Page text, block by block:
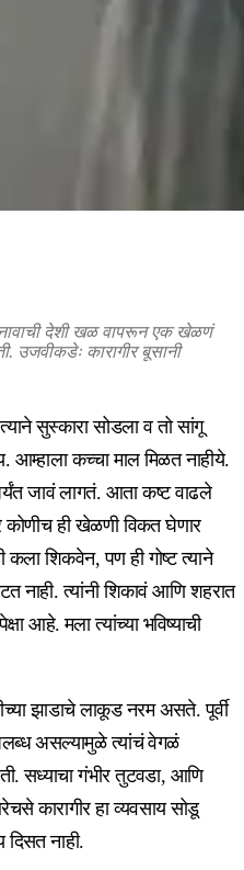
नावाची देशी खळ वापरून एक खेळणं
उजवीकडेः कारागीर बूसानी
सुस्कारा सोडला व तो सांगू
कच्चा माल मिळत नाहीये.
जावं लागतं. आता कष्ट वाढले
कोणीच ही खेळणी विकत घेणार
कला शिकवेन, पण ही गोष्ट त्याने
नाही. त्यांनी शिकावं आणि शहरात
आहे. मला त्यांच्या भविष्याची
झाडाचे लाकूड नरम असते. पूर्वी
असल्यामुळे त्यांचं वेगळं
सध्याचा गंभीर तुटवडा, आणि
कारागीर हा व्यवसाय सोडू
नाही.